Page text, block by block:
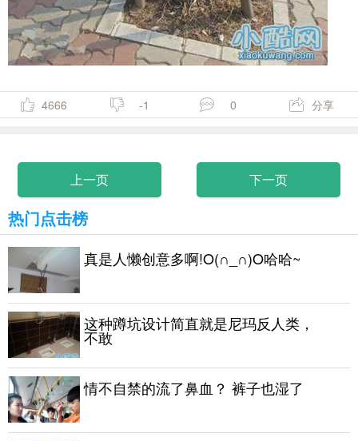
4666 -1 0 分享
上一页 下一页
热门点击榜
真是人懒创意多啊!O(∩_∩)O哈哈~
这种蹲坑设计简直就是尼玛反人类，
不敢
情不自禁的流了鼻血？ 裤子也湿了